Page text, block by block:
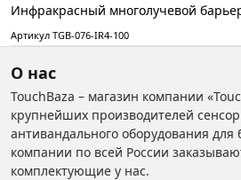
Инфракрасный многолучевой
Артикул TGB-076-IR4-100
О нас
TouchBaza – магазин компании
крупнейших производителей
антивандального оборудования для
компании по всей России
комплектующие у нас.